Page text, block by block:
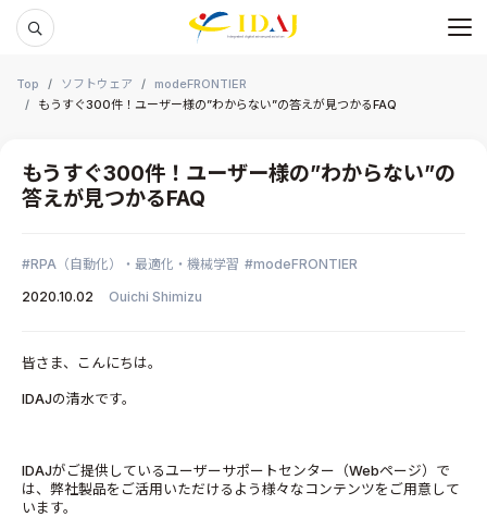
メ
Top ソフトウェア
modeFRONTIER
もうすぐ300件！ユーザー様の”わからない”の答えが見つかるFAQ
もうすぐ300件！ユーザー様の”わからない”の
答えが見つかるFAQ
RPA（自動化）・最適化・機械学習
modeFRONTIER
2020.10.02
Ouichi Shimizu
皆さま、こんにちは。
IDAJの清水です。
IDAJがご提供しているユーザーサポートセンター（Webページ）で
は、弊社製品をご活用いただけるよう様々なコンテンツをご用意して
います。